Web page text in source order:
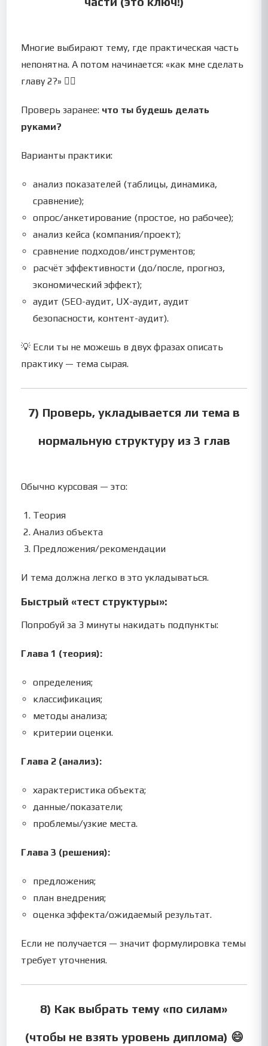
Многие выбирают тему, где практическая часть
непонятна. А потом начинается: «как мне сделать
главу 2?» 😵‍💫
Проверь заранее: что ты будешь делать
руками?
Варианты практики:
анализ показателей (таблицы, динамика,
сравнение);
опрос/анкетирование (простое, но рабочее);
анализ кейса (компания/проект);
сравнение подходов/инструментов;
расчёт эффективности (до/после, прогноз,
экономический эффект);
аудит (SEO-аудит, UX-аудит, аудит
безопасности, контент-аудит).
💡 Если ты не можешь в двух фразах описать
практику — тема сырая.
7) Проверь, укладывается ли тема в
нормальную структуру из 3 глав
Обычно курсовая — это:
Теория
Анализ объекта
Предложения/рекомендации
И тема должна легко в это укладываться.
Быстрый «тест структуры»:
Попробуй за 3 минуты накидать подпункты:
Глава 1 (теория):
определения;
классификация;
методы анализа;
критерии оценки.
Глава 2 (анализ):
характеристика объекта;
данные/показатели;
проблемы/узкие места.
Глава 3 (решения):
предложения;
план внедрения;
оценка эффекта/ожидаемый результат.
Если не получается — значит формулировка темы
требует уточнения.
8) Как выбрать тему «по силам»
(чтобы не взять уровень диплома) 😄